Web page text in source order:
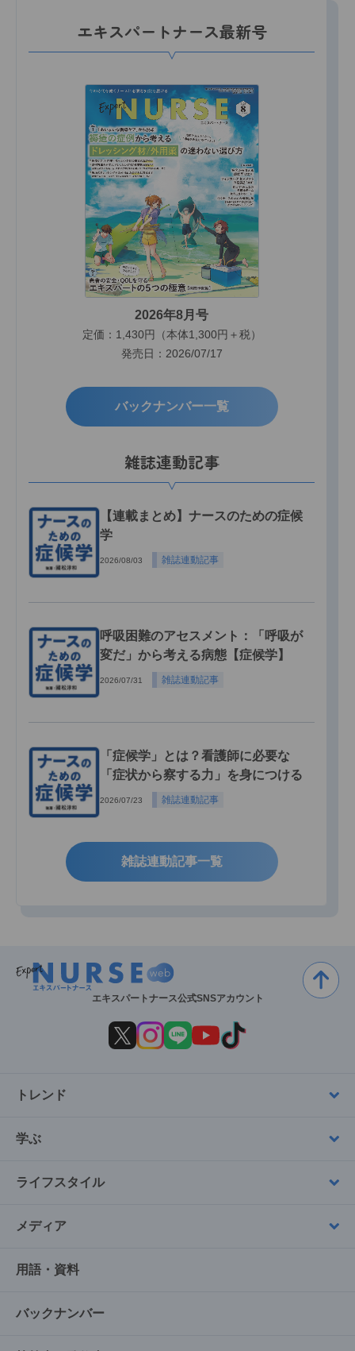
エキスパートナース最新号
2026年8月号
定価：1,430円（本体1,300円＋税）
発売日：2026/07/17
バックナンバー一覧
雑誌連動記事
【連載まとめ】ナースのための症候
学
2026/08/03 雑誌連動記事
呼吸困難のアセスメント：「呼吸が
変だ」から考える病態【症候学】
2026/07/31 雑誌連動記事
「症候学」とは？看護師に必要な
「症状から察する力」を身につける
2026/07/23 雑誌連動記事
雑誌連動記事一覧
エキスパートナース公式SNSアカウント
トレンド
学ぶ
ライフスタイル
メディア
用語・資料
バックナンバー